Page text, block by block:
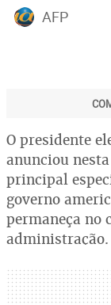
AFP
O presidente
anunciou
principal
governo
permaneça no
administração.